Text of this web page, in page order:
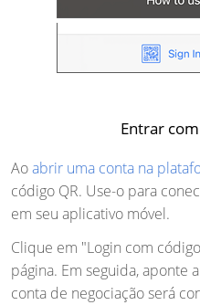
Entrar
Aoabrir uma conta na
código QR. Use-o para
em seu aplicativo móvel.
Clique em "Login com
página. Em seguida, aponte
conta de negociação será